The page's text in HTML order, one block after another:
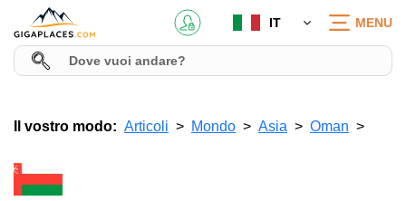
IT MENU
Il vostro modo: Articoli Mondo Asia Oman